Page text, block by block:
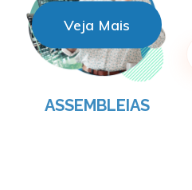
ASSEMBLEIAS
Veja Mais